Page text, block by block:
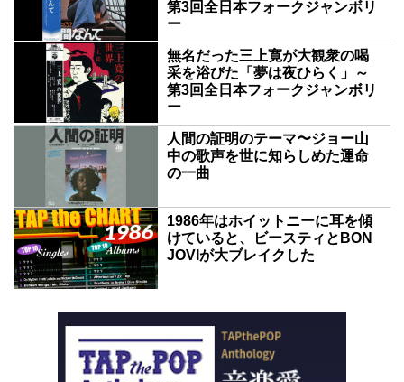
第3回全日本フォークジャンボリ
ー
無名だった三上寛が大観衆の喝
采を浴びた「夢は夜ひらく」～
第3回全日本フォークジャンボリ
ー
人間の証明のテーマ〜ジョー山
中の歌声を世に知らしめた運命
の一曲
1986年はホイットニーに耳を傾
けていると、ビースティとBON
JOVIが大ブレイクした